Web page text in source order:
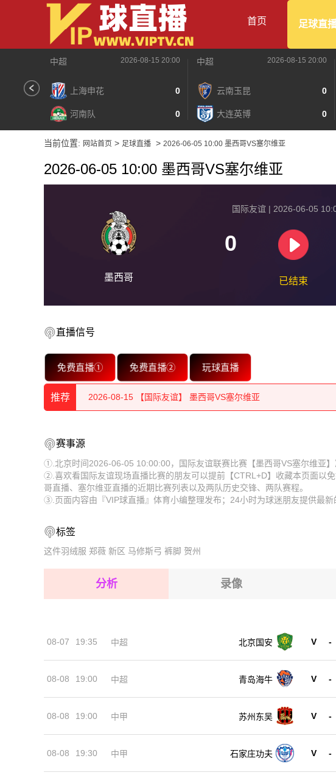
首页 足球直
中超 2026-08-15 20:00
上海申花 0
河南队 0
中超 2026-08-15 20:00
云南玉昆 0
大连英博 0
当前位置: 网站首页 > 足球直播 > 2026-06-05 10:00 墨西哥VS塞尔维亚
2026-06-05 10:00 墨西哥VS塞尔维亚
墨西哥
国际友谊 | 2026-06-05
0
已结束
直播信号
免费直播① 免费直播② 玩球直播
推荐
2026-08-15 【国际友谊】 墨西哥VS塞尔维亚
2026-08-15 【国际友谊】 墨西哥VS塞尔维亚
2026-08-15 【国际友谊】 墨西哥VS塞尔维亚
2026-08-15 【国际友谊】 墨西哥VS塞尔维亚
2026-08-15 【国际友谊】 墨西哥VS塞尔维亚
2026-08-14 【国际友谊】 墨西哥VS塞尔维亚
2026-08-15 【国际友谊】 墨西哥VS塞尔维亚
2026-08-15 【国际友谊】 墨西哥VS塞尔维亚
2026-08-15 【国际友谊】 墨西哥VS塞尔维亚
2026-08-15 【国际友谊】 墨西哥VS塞尔维亚
2026-08-14 【国际友谊】 墨西哥VS塞尔维亚
赛事源
①.北京时间2026-06-05 10:00:00，国际友谊联赛比赛【墨西哥VS塞尔维亚】
②.喜欢看国际友谊现场直播比赛的朋友可以提前【CTRL+D】收藏本页面以
哥直播、塞尔维亚直播的近期比赛列表以及两队历史交锋、两队赛程。
③.页面内容由『VIP球直播』体育小编整理发布；24小时为球迷朋友提供最新
标签
这件羽绒服 郑薇 新区 马修斯弓 裤脚 贺州
分析 录像
08-07 19:35 中超 北京国安 V -
08-08 19:00 中超 青岛海牛 V -
08-08 19:00 中甲 苏州东吴 V -
08-08 19:30 中甲 石家庄功夫 V -